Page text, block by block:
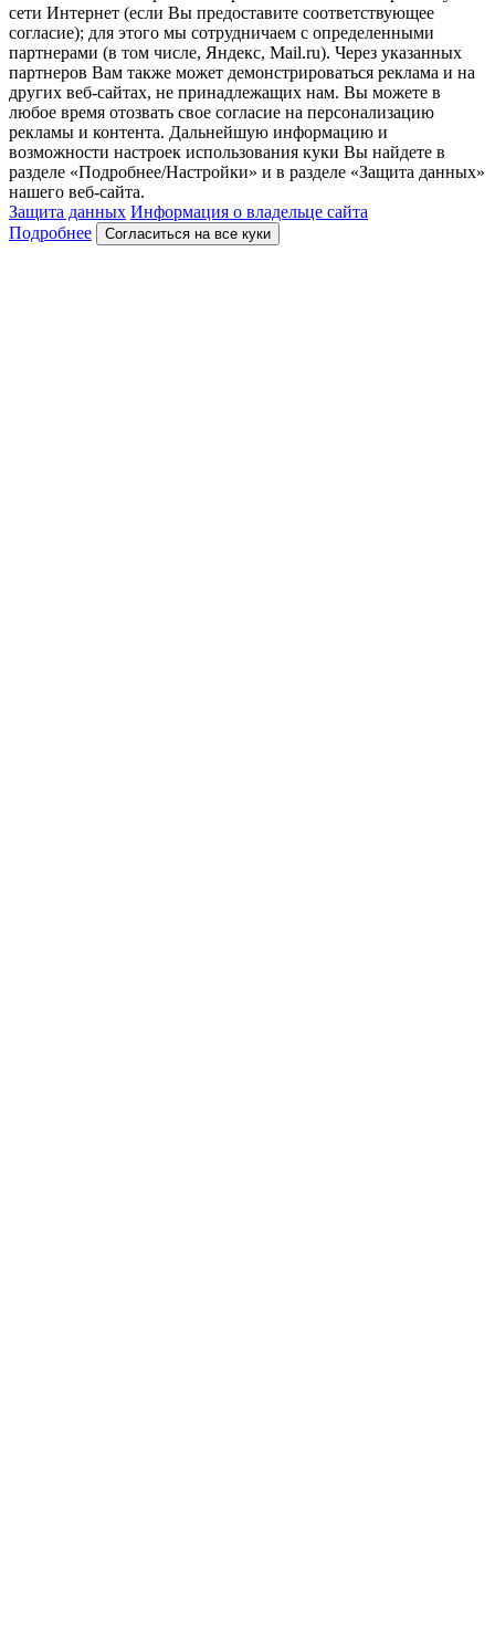
сети Интернет (если Вы предоставите соответствующее
согласие); для этого мы сотрудничаем с определенными
партнерами (в том числе, Яндекс, Mail.ru). Через указанных
партнеров Вам также может демонстрироваться реклама и на
других веб-сайтах, не принадлежащих нам. Вы можете в
любое время отозвать свое согласие на персонализацию
рекламы и контента. Дальнейшую информацию и
возможности настроек использования куки Вы найдете в
разделе «Подробнее/Настройки» и в разделе «Защита данных»
нашего веб-сайта.
Защита данных Информация о владельце сайта
Подробнее
Согласиться на все куки